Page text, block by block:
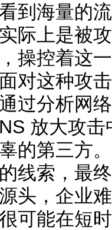
到海量的
际上是被
操控着这
对这种攻
过分析网
放大攻
的第三方
线索，最
头，企业
可能在短